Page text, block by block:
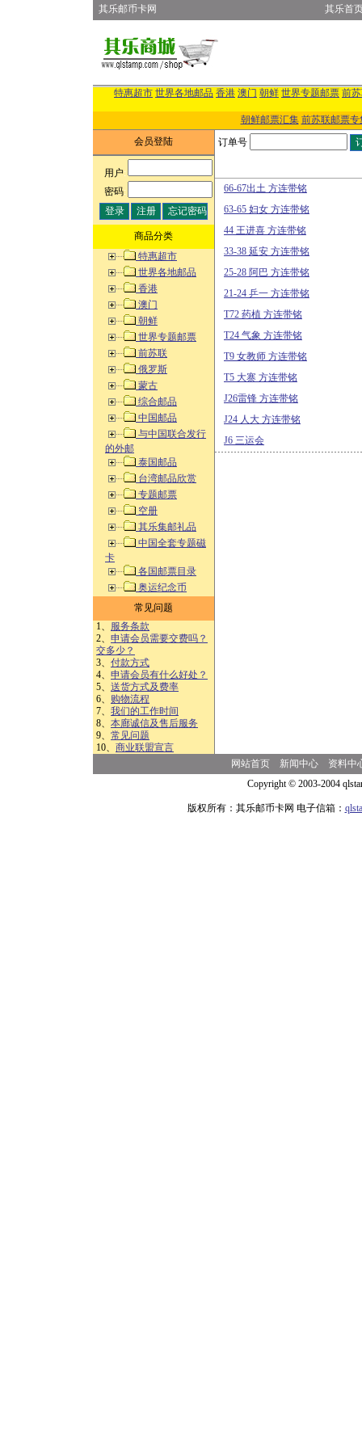
其乐邮币卡网 其乐首
特惠超市 世界各地邮品 香港 澳门 朝鲜 世界专题邮票 前
朝鲜邮票汇集 前苏联邮票专
会员登陆
用户:
密码:
商品分类
特惠超市
世界各地邮品
香港
澳门
朝鲜
世界专题邮票
前苏联
俄罗斯
蒙古
综合邮品
中国邮品
与中国联合发行
的外邮
泰国邮品
台湾邮品欣赏
专题邮票
空册
其乐集邮礼品
中国全套专题磁
卡
各国邮票目录
奥运纪念币
常见问题
1、 服务条款
2、 申请会员需要交费吗？
交多少？
3、 付款方式
4、 申请会员有什么好处？
5、 送货方式及费率
6、 购物流程
7、 我们的工作时间
8、 本廊诚信及售后服务
9、 常见问题
10、 商业联盟宣言
订单号
66-67出土 方连带铭
63-65 妇女 方连带铭
44 王进喜 方连带铭
33-38 延安 方连带铭
25-28 阿巴 方连带铭
21-24 乒一 方连带铭
T72 药植 方连带铭
T24 气象 方连带铭
T9 女教师 方连带铭
T5 大寨 方连带铭
J26雷锋 方连带铭
J24 人大 方连带铭
J6 三运会
网站首页 新闻中心
资料中
Copyright © 2003-2004
版权所有：其乐邮币卡网 电子信箱：